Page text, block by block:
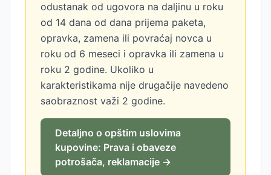
odustanak od ugovora na daljinu u roku
od 14 dana od dana prijema paketa,
opravka, zamena ili povraćaj novca u
roku od 6 meseci i opravka ili zamena u
roku 2 godine. Ukoliko u
karakteristikama nije drugačije navedeno
saobraznost važi 2 godine.
Detaljno o opštim uslovima
kupovine: Prava i obaveze
potrošača, reklamacije →